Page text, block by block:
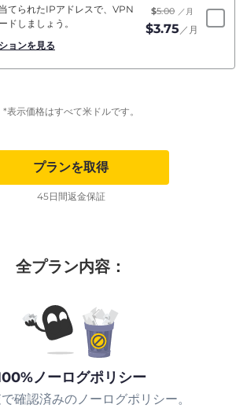
てられたIPアドレスで、VPN
ドしましょう。
ョンを見る
$5.00 ／月
$3.75 ／月
*表示価格はすべて米ドルです。
プランを取得
45日間返金保証
全プラン内容：
ノーログポリシー
確認済みのノーログポリシー。